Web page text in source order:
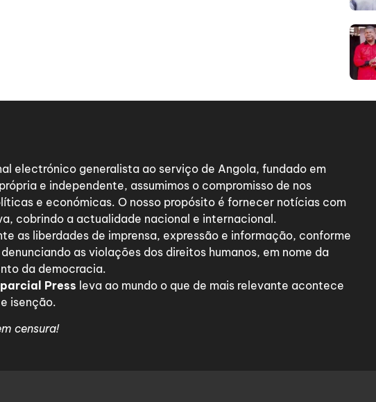
electrónico generalista ao serviço de Angola, fundado em
e independente, assumimos o compromisso de nos
e económicas. O nosso propósito é fornecer notícias com
cobrindo a actualidade nacional e internacional.
as liberdades de imprensa, expressão e informação, conforme
as violações dos direitos humanos, em nome da
da democracia.
Press leva ao mundo o que de mais relevante acontece
isenção.
censura!